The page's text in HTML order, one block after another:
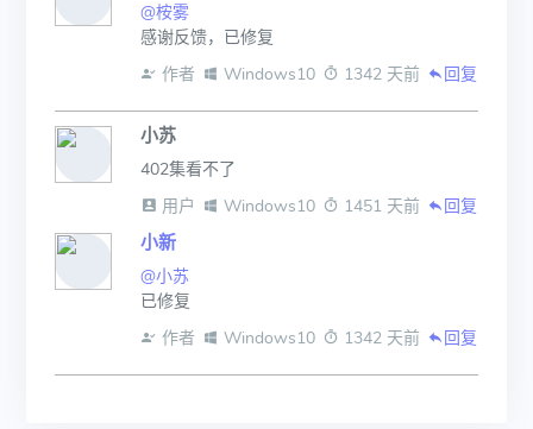
@桉雾
感谢反馈，已修复
作者
Windows10 1342 天前 回复
小苏
402集看不了
用户
Windows10 1451 天前 回复
小新
@小苏
已修复
作者
Windows10 1342 天前 回复